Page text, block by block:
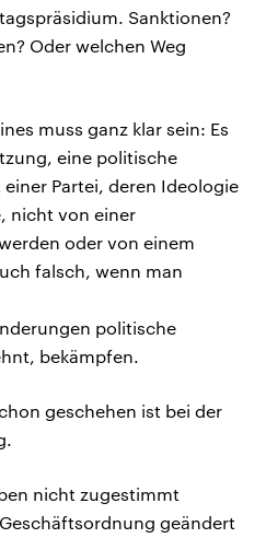
Sanktionen?
Oder welchen Weg
muss ganz klar sein: Es
eine politische
Partei, deren Ideologie
nicht von einer
oder von einem
falsch, wenn man
politische
bekämpfen.
geschehen ist bei der
nicht zugestimmt
geändert